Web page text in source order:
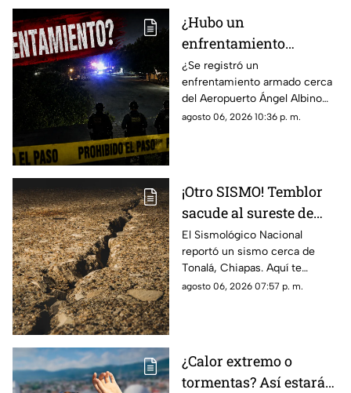
¿Hubo un
enfrentamiento
armado en el
aeropuerto Ángel
Albino Corzo? Esto
dijeron las autoridades
¿Se registró un
enfrentamiento armado cerca
del Aeropuerto Ángel Albino
Corzo? Autoridades
agosto 06, 2026 10:36 p. m.
¡Otro SISMO! Temblor
sacude al sureste de
México HOY: epicentro
y magnitud
El Sismológico Nacional
reportó un sismo cerca de
Tonalá, Chiapas. Aquí te
contamos todos los detalles
agosto 06, 2026 07:57 p. m.
¿Calor extremo o
tormentas? Así estará